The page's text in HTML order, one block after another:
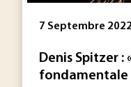
7 Septembre 2022
Denis Spitzer :
fondamentale